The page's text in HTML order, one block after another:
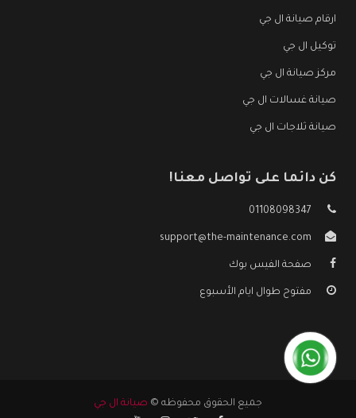
ارقام صيانة ال جي
توكيل ال جي
مركز صيانة ال جي
صيانة غسالات ال جي
صيانة ثلاجات ال جي
كن دائما على تواصل معنا!
01108098347
support@the-maintenance.com
صفحة الفيس بوك
مفتوح طوال ايام الأسبوع
جميع الحقوق محفوظه © صيانة ال جي